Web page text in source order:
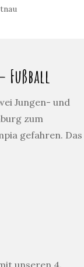
Fußball
Jungen- und
zum
gefahren. Das
unseren 4.